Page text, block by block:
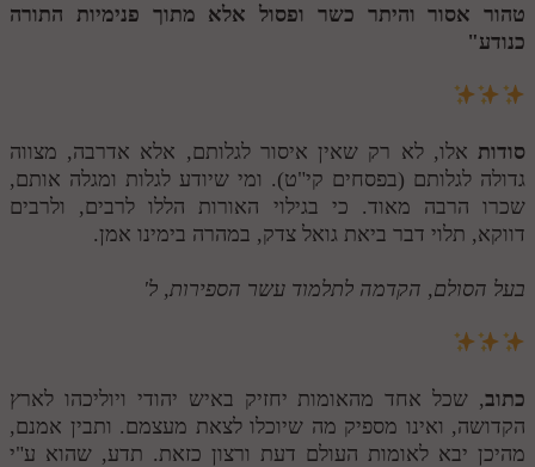
טהור אסור והיתר כשר ופסול אלא מתוך פנימיות התורה
כנודע"
סודות אלו, לא רק שאין איסור לגלותם, אלא אדרבה, מצווה
גדולה לגלותם (בפסחים קי"ט). ומי שיודע לגלות ומגלה אותם,
שכרו הרבה מאוד. כי בגילוי האורות הללו לרבים, ולרבים
דווקא, תלוי דבר ביאת גואל צדק, במהרה בימינו אמן.
בעל הסולם, הקדמה לתלמוד עשר הספירות, ל'
כתוב, שכל אחד מהאומות יחזיק באיש יהודי ויוליכהו לארץ
הקדושה, ואינו מספיק מה שיוכלו לצאת מעצמם. ותבין אמנם,
מהיכן יבא לאומות העולם דעת ורצון כזאת. תדע, שהוא ע"י